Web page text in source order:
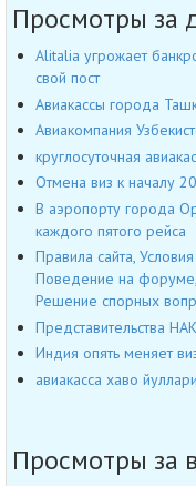
Просмотры за
Alitalia угрожает
свой пост
Авиакассы города
Авиакомпания
круглосуточная
Отмена виз к началу
В аэропорту города
каждого пятого рейса
Правила сайта,
Поведение на
Решение спорных
Представительства
Индия опять меняет
авиакасса хаво йуллари
Просмотры за